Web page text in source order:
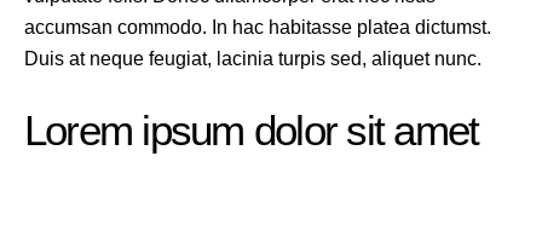
accumsan commodo. In hac habitasse platea dictumst.
Duis at neque feugiat, lacinia turpis sed, aliquet nunc.
Lorem ipsum dolor sit amet